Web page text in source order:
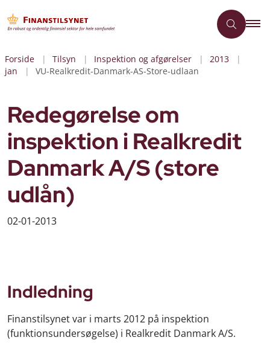
Forside Tilsyn Inspektion og afgørelser
2013
jan
VU-Realkredit-Danmark-AS-Store-udlaan
Redegørelse om
inspektion i Realkredit
Danmark A/S (store
udlån)
02-01-2013
Indledning
Finanstilsynet var i marts 2012 på inspektion
(funktionsundersøgelse) i Realkredit Danmark A/S.